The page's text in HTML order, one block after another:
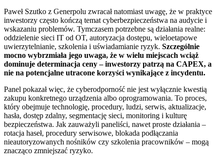
Paweł Szutko z Generpolu zwracał natomiast uwagę, że w praktyce
inwestorzy często kończą temat cyberbezpieczeństwa na audycie i
wskazaniu problemów. Tymczasem potrzebne są działania realne:
oddzielenie sieci IT od OT, autoryzacja dostępu, wieloetapowe
uwierzytelnianie, szkolenia i uświadamianie ryzyk. Szczególnie
mocno wybrzmiała jego uwaga, że w wielu miejscach wciąż
dominuje determinacja ceny – inwestorzy patrzą na CAPEX, a
nie na potencjalne utracone korzyści wynikające z incydentu.
Panel pokazał więc, że cyberodporność nie jest wyłącznie kwestią
zakupu konkretnego urządzenia albo oprogramowania. To proces,
który obejmuje technologię, procedury, ludzi, serwis, aktualizacje,
hasła, dostęp zdalny, segmentację sieci, monitoring i kulturę
bezpieczeństwa. Jak zauważyli paneliści, nawet proste działania –
rotacja haseł, procedury serwisowe, blokada podłączania
nieautoryzowanych nośników czy szkolenia pracowników – mogą
znacząco zmniejszać ryzyko.